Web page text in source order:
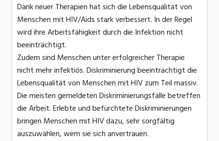
Dank neuer Therapien hat sich die Lebensqualität von
Menschen mit HIV/Aids stark verbessert. In der Regel
wird ihre Arbeitsfähigkeit durch die Infektion nicht
beeinträchtigt.
Zudem sind Menschen unter erfolgreicher Therapie
nicht mehr infektiös. Diskriminierung beeinträchtigt die
Lebensqualität von Menschen mit HIV zum Teil massiv.
Die meisten gemeldeten Diskriminierungsfälle betreffen
die Arbeit. Erlebte und befürchtete Diskriminierungen
bringen Menschen mit HIV dazu, sehr sorgfältig
auszuwählen, wem sie sich anvertrauen.